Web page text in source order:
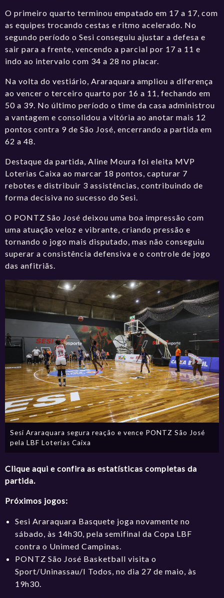
O primeiro quarto terminou empatado em 17 a 17, com
as equipes trocando cestas e ritmo acelerado. No
segundo período o Sesi conseguiu ajustar a defesa e
sair para a frente, vencendo a parcial por 17 a 11 e
indo ao intervalo com 34 a 28 no placar.
Na volta do vestiário, Araraquara ampliou a diferença
ao vencer o terceiro quarto por 16 a 11, fechando em
50 a 39. No último período o time da casa administrou
a vantagem e consolidou a vitória ao anotar mais 12
pontos contra 9 de São José, encerrando a partida em
62 a 48.
Destaque da partida, Aline Moura foi eleita MVP
Loterias Caixa ao marcar 18 pontos, capturar 7
rebotes e distribuir 3 assistências, contribuindo de
forma decisiva no sucesso do Sesi.
O PONTZ São José deixou uma boa impressão com
uma atuação veloz e vibrante, criando pressão e
tornando o jogo mais disputado, mas não conseguiu
superar a consistência defensiva e o controle de jogo
das anfitriãs.
Sesi Araraquara segura reação e vence PONTZ São José
pela LBF Loterias Caixa
Clique aqui e confira as estatísticas completas da
partida.
Próximos jogos:
Sesi Araraquara Basquete joga novamente no
sábado, às 14h30, pela semifinal da Copa LBF
contra o Unimed Campinas.
PONTZ São José Basketball visita o
Sport/Uninassau/I Todos, no dia 27 de maio, às
19h30.